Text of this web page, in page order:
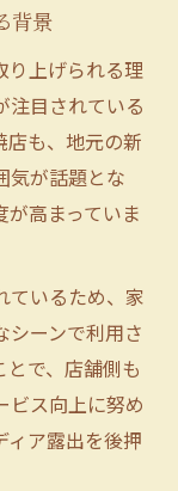
背景
り上げられる理
注目されている
店も、地元の新
気が話題とな
高まっていま
ているため、家
シーンで利用さ
で、店舗側も
ビス向上に努め
ィア露出を後押